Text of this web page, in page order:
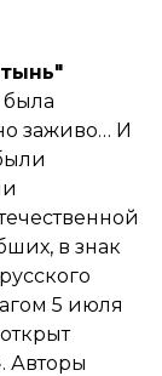
была
заживо… И
в знак
5 июля
Авторы